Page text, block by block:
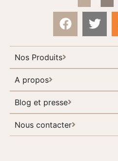
Nos Produits
A propos
Blog et presse
Nous contacter